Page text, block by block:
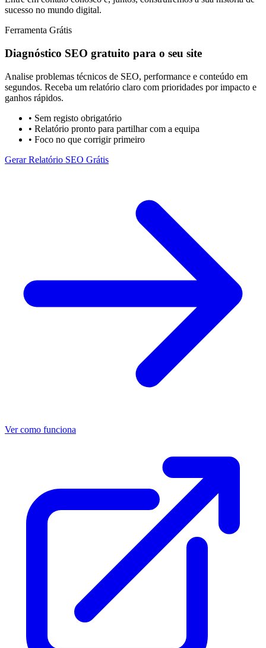
sucesso no mundo digital.
Ferramenta Grátis
Diagnóstico SEO gratuito para o seu site
Analise problemas técnicos de SEO, performance e conteúdo em
segundos. Receba um relatório claro com prioridades por impacto e
ganhos rápidos.
• Sem registo obrigatório
• Relatório pronto para partilhar com a equipa
• Foco no que corrigir primeiro
Gerar Relatório SEO Grátis
Ver como funciona